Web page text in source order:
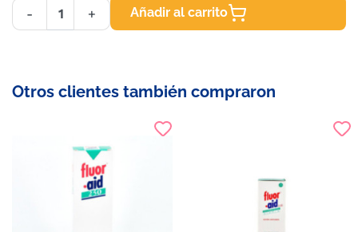
- + Añadir al carrito
Otros clientes también compraron